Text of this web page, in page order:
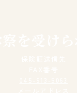
察を受け